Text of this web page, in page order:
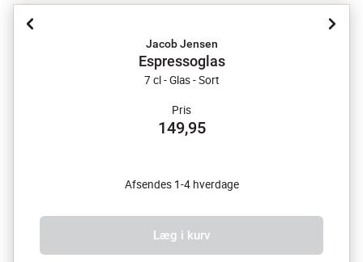
Jacob Jensen
Espressoglas
7 cl - Glas - Sort
Pris
149,95
Afsendes 1-4 hverdage
Læg i kurv